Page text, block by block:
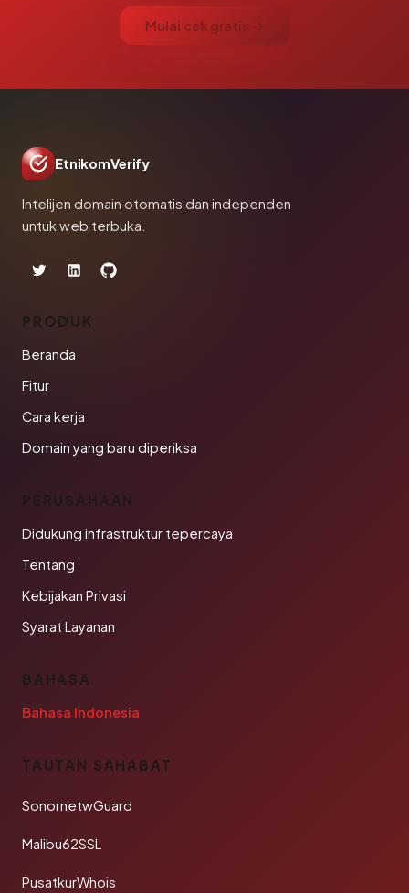
Mulai cek gratis →
EtnikomVerify
Intelijen domain otomatis dan independen
untuk web terbuka.
PRODUK
Beranda
Fitur
Cara kerja
Domain yang baru diperiksa
PERUSAHAAN
Didukung infrastruktur tepercaya
Tentang
Kebijakan Privasi
Syarat Layanan
BAHASA
Bahasa Indonesia
TAUTAN SAHABAT
SonornetwGuard
Malibu62SSL
PusatkurWhois